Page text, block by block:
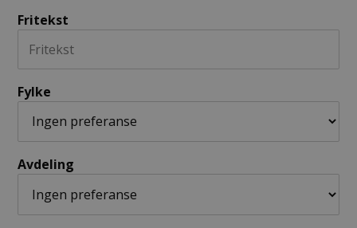
Fritekst
Fylke
Avdeling